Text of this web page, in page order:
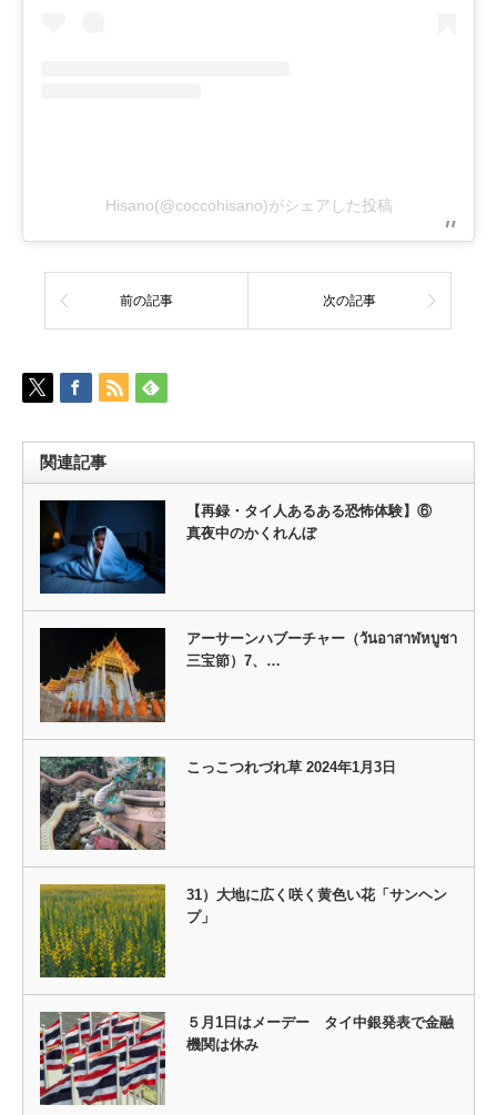
Hisano(@coccohisano)がシェアした投稿
前の記事 次の記事
関連記事
【再録・タイ人あるある恐怖体験】⑥
真夜中のかくれんぼ
アーサーンハブーチャー（วันอาสาฬหบูชา
三宝節）7、…
こっこつれづれ草 2024年1月3日
31）大地に広く咲く黄色い花「サンヘン
プ」
５月1日はメーデー タイ中銀発表で金融
機関は休み